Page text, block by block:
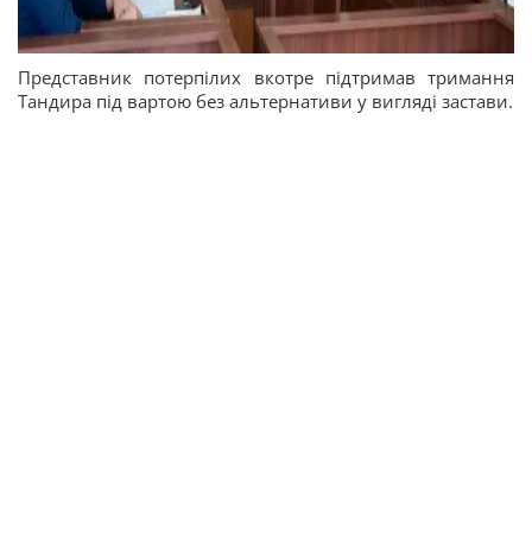
Представник потерпілих вкотре підтримав тримання
Тандира під вартою без альтернативи у вигляді застави.